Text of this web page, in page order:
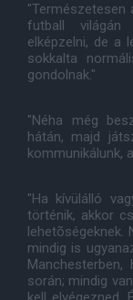
"Természetesen
futball világán
elképzelni, de a
sokkalta
gondolnak."
"Néha még
hátán, majd
kommunikálunk,
"Ha kívülálló
történik, akkor
lehetõségeknek.
mindig is
során; mindig